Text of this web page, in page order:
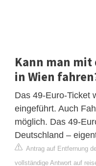
Kann man mit
in Wien
Das 49-Euro-Ticket
eingeführt. Auch
möglich. Das
Deutschland –
Antrag auf Entfernung
vollständige Antwort auf